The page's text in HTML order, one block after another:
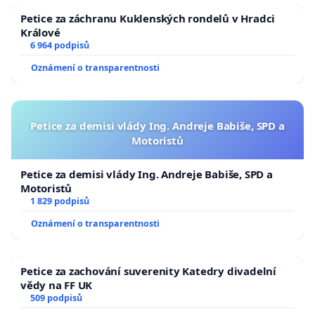
Petice za záchranu Kuklenských rondelů v Hradci
Králové
6 964 podpisů
Oznámení o transparentnosti
Petice za demisi vlády Ing. Andreje Babiše, SPD a
Motoristů
Petice za demisi vlády Ing. Andreje Babiše, SPD a
Motoristů
1 829 podpisů
Oznámení o transparentnosti
Petice za zachování suverenity Katedry divadelní
vědy na FF UK
509 podpisů